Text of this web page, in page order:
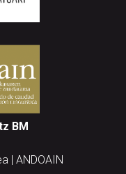
BM
| ANDOAIN